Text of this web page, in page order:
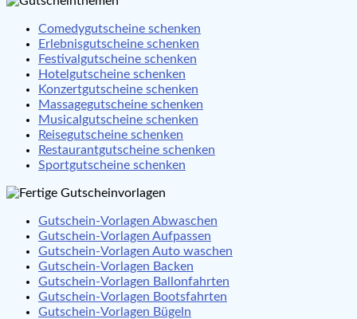
Comedygutscheine schenken
Erlebnisgutscheine schenken
Festivalgutscheine schenken
Hotelgutscheine schenken
Konzertgutscheine schenken
Massagegutscheine schenken
Musicalgutscheine schenken
Reisegutscheine schenken
Restaurantgutscheine schenken
Sportgutscheine schenken
Gutschein-Vorlagen Abwaschen
Gutschein-Vorlagen Aufpassen
Gutschein-Vorlagen Auto waschen
Gutschein-Vorlagen Backen
Gutschein-Vorlagen Ballonfahrten
Gutschein-Vorlagen Bootsfahrten
Gutschein-Vorlagen Bügeln